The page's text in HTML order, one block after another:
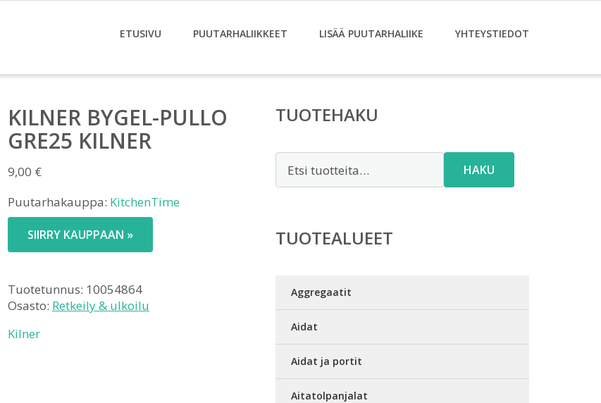
ETUSIVU PUUTARHALIIKKEET LISÄÄ PUUTARHALIIKE YHTEYSTIEDOT
KILNER BYGEL-PULLO
GRE25 KILNER
9,00 €
Puutarhakauppa: KitchenTime
SIIRRY KAUPPAAN »
Tuotetunnus: 10054864
Osasto: Retkeily & ulkoilu
Kilner
TUOTEHAKU
HAKU
TUOTEALUEET
Aggregaatit
Aidat
Aidat ja portit
Aitatolpanjalat